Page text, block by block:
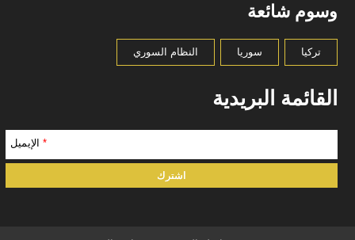
وسوم شائعة
تركيا سوريا النظام السوري
القائمة البريدية
* الإيميل